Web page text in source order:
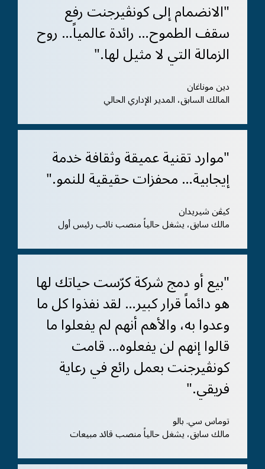
"الانضمام إلى كونڤيرجنت رفع
سقف الطموح… رائدة عالمياً… روح
الزمالة التي لا مثيل لها."
دين موناغان
المالك السابق، المدير الإداري الحالي
"موارد تقنية عميقة وثقافة خدمة
إيجابية… محفزات حقيقية للنمو."
كيڤن شيريدان
مالك سابق، يشغل حالياً منصب نائب رئيس أول
"بيع أو دمج شركة كرّست حياتك لها
هو دائماً قرار كبير… لقد نفذوا كل ما
وعدوا به، والأهم أنهم لم يفعلوا ما
قالوا إنهم لن يفعلوه… قامت
كونڤيرجنت بعمل رائع في رعاية
فريقي."
توماس سي. بالو
مالك سابق، يشغل حالياً منصب قائد مبيعات